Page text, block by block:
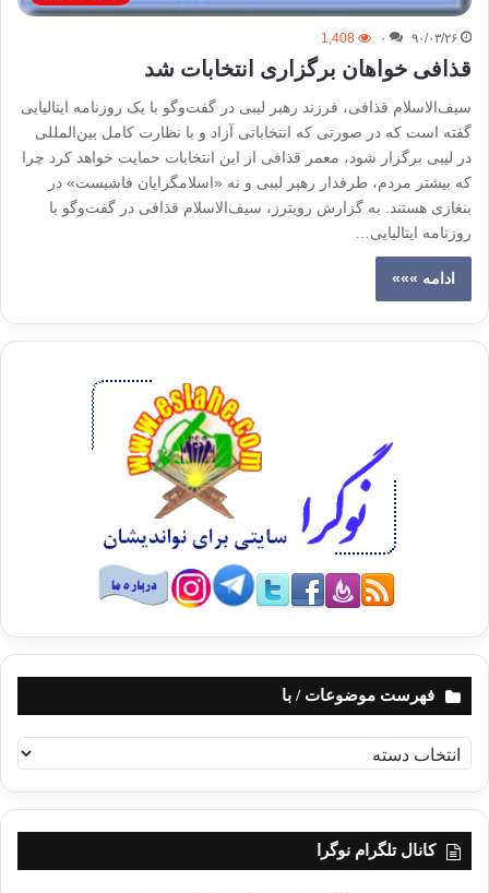
۹۰/۰۳/۲۶ ۰ 1,408
قذافی خواهان برگزاری انتخابات شد
سیف‌الاسلام قذافی، فرزند رهبر لیبی در گفت‌وگو با يک روزنامه ايتاليايی
گفته است که در صورتی که انتخاباتی آزاد و با نظارت کامل بين‌المللی
در ليبی برگزار شود، معمر قذافی از اين انتخابات حمايت خواهد کرد چرا
که بيشتر مردم، طرفدار رهبر ليبی و نه «اسلامگرايان فاشيست» در
بنغازی هستند. به گزارش رويترز، سيف‌الاسلام قذافی در گفت‌وگو با
روزنامه ايتاليايی…
ادامه »»»
فهرست موضوعات / با
ه
ر
کانال تلگرام نوگرا